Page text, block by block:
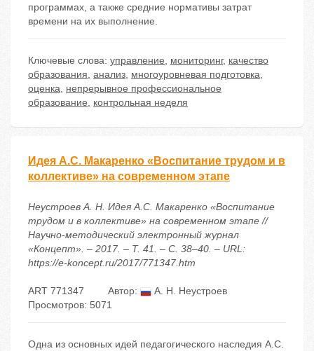
программах, а также средние нормативы затрат
времени на их выполнение.
Ключевые слова: управление, мониторинг, качество
образования, анализ, многоуровневая подготовка,
оценка, непрерывное профессиональное
образование, контрольная неделя
Идея А.С. Макаренко «Воспитание трудом и в
коллективе» на современном этапе
Неустроев А. Н. Идея А.С. Макаренко «Воспитание
трудом и в коллективе» на современном этапе //
Научно-методический электронный журнал
«Концепт». – 2017. – Т. 41. – С. 38–40. – URL:
https://e-koncept.ru/2017/771347.htm
ART 771347 Автор:
А. Н. Неустроев
Просмотров: 5071
Одна из основных идей педагогического наследия А.С.